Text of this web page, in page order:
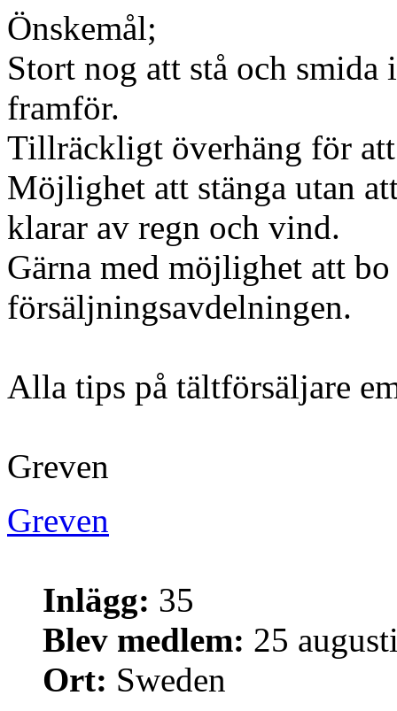
Önskemål;
Stort nog att stå och
framför.
Tillräckligt överhäng för
Möjlighet att stänga utan
klarar av regn och vind.
Gärna med möjlighet att
försäljningsavdelningen.
Alla tips på tältförsäljare
Greven
Greven
Inlägg: 35
Blev medlem: 25
Ort: Sweden